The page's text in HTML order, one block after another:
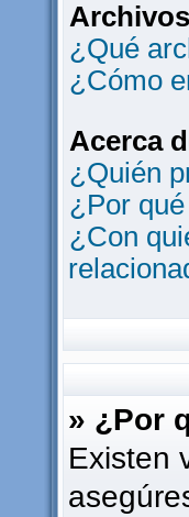
¿Qué
¿Cómo
Acerca
¿Quién
¿Por
¿Con
» ¿Por
Existen